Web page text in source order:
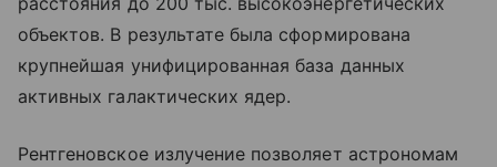
объектов. В результате была сформирована
крупнейшая унифицированная база данных
активных галактических ядер.
Рентгеновское излучение позволяет астрономам